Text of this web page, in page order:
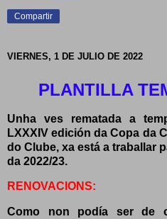
Compartir
VIERNES, 1 DE JULIO DE 2022
PLANTILLA
Unha ves rematada a
LXXXIV edición da Copa da
do Clube, xa está a traballar
da 2022/23.
RENOVACIONS:
Como non podía ser de